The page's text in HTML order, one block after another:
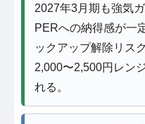
2027年3月期も強気
PERへの納得感が一
ックアップ解除リス
2,000〜2,500円レン
れる。